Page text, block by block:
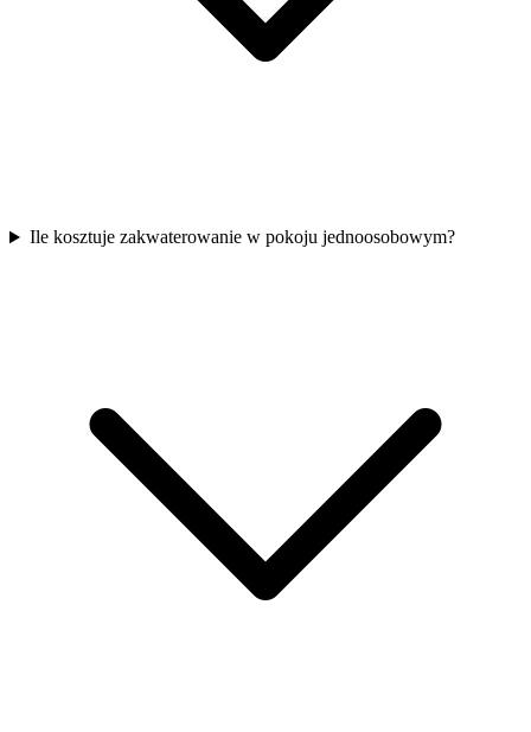
Ile kosztuje zakwaterowanie w pokoju jednoosobowym?